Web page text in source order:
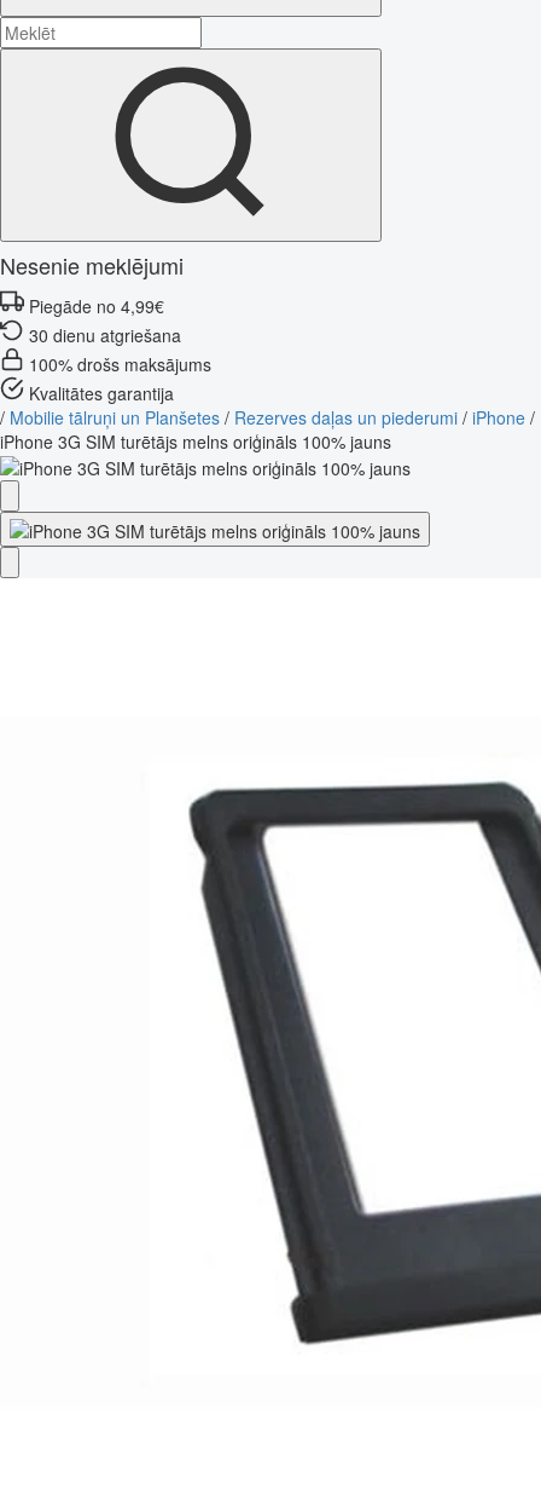
Nesenie meklējumi
Piegāde no 4,99€
30 dienu atgriešana
100% drošs maksājums
Kvalitātes garantija
/ Mobilie tālruņi un Planšetes / Rezerves daļas un piederumi / iPhone /
iPhone 3G SIM turētājs melns oriģināls 100% jauns